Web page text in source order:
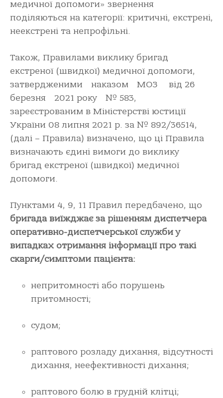
медичної допомоги» звернення
поділяються на категорії: критичні, екстрені,
неекстрені та непрофільні.
Також, Правилами виклику бригад
екстреної (швидкої) медичної допомоги,
затвердженими наказом МОЗ від 26
березня 2021 року № 583,
зареєстрованим в Міністерстві юстиції
України 08 липня 2021 р. за № 892/36514,
(далі – Правила) визначено, що ці Правила
визначають єдині вимоги до виклику
бригад екстреної (швидкої) медичної
допомоги.
Пунктами 4, 9, 11 Правил передбачено, що
бригада виїжджає за рішенням диспетчера
оперативно-диспетчерської служби у
випадках отримання інформації про такі
скарги/симптоми пацієнта:
непритомності або порушень
притомності;
судом;
раптового розладу дихання, відсутності
дихання, неефективності дихання;
раптового болю в грудній клітці;